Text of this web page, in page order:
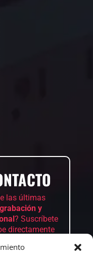
las últimas
y
? Suscríbete
directamente
musical.